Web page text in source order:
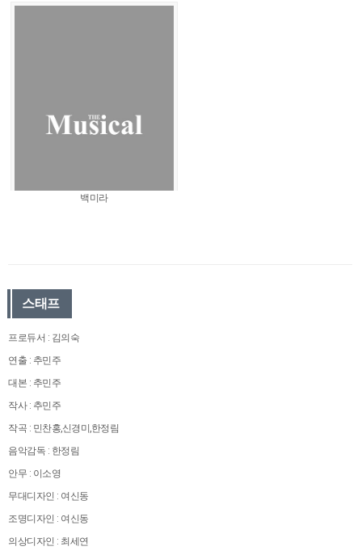
백미라
스태프
프로듀서 : 김의숙
연출 : 추민주
대본 : 추민주
작사 : 추민주
작곡 : 민찬홍,신경미,한정림
음악감독 : 한정림
안무 : 이소영
무대디자인 : 여신동
조명디자인 : 여신동
의상디자인 : 최세연